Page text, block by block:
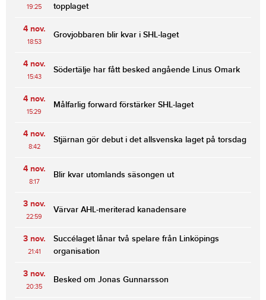
19:25
topplaget
4 nov.
18:53
Grovjobbaren blir kvar i SHL-laget
4 nov.
15:43
Södertälje har fått besked angående Linus Omark
4 nov.
15:29
Målfarlig forward förstärker SHL-laget
4 nov.
8:42
Stjärnan gör debut i det allsvenska laget på torsdag
4 nov.
8:17
Blir kvar utomlands säsongen ut
3 nov.
22:59
Värvar AHL-meriterad kanadensare
3 nov.
21:41
Succélaget lånar två spelare från Linköpings
organisation
3 nov.
20:35
Besked om Jonas Gunnarsson